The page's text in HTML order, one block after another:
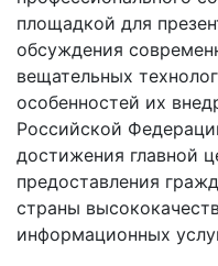
площадкой для
обсуждения
вещательных
особенностей их
Российской
достижения главной
предоставления
страны
информационных